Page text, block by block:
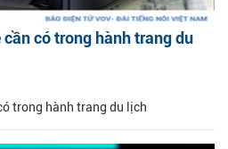
có trong hành trang du
trong hành trang du lịch